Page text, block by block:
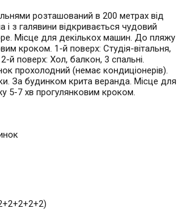
розташований в 200 метрах від
і з галявини відкривається чудовий
Місце для декількох машин. До пляжу
кроком. 1-й поверх: Студія-вітальня,
й поверх: Хол, балкон, 3 спальні.
прохолодний (немає кондиціонерів).
За будинком крита веранда. Місце для
5-7 хв прогулянковим кроком.